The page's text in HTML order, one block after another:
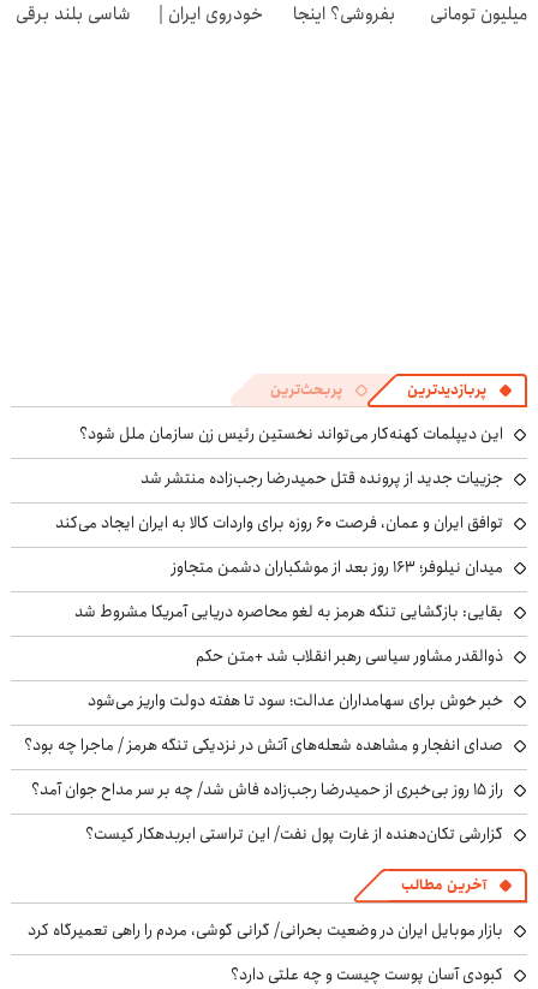
میلیون تومانی
بفروشی؟ اینجا
خودروی ایران |
شاسی بلند برقی
پربازدیدترین پربحث‌ترین
این دیپلمات کهنه‌کار می‌تواند نخستین رئیس زن سازمان ملل شود؟
جزییات جدید از پرونده قتل حمیدرضا رجب‌زاده منتشر شد
توافق ایران و عمان، فرصت ۶۰ روزه برای واردات کالا به ایران ایجاد می‌کند
میدان نیلوفر؛ ۱۶۳ روز بعد از موشکباران دشمن متجاوز
بقایی: بازگشایی تنگه هرمز به لغو محاصره دریایی آمریکا مشروط شد
ذوالقدر مشاور سیاسی رهبر انقلاب شد +متن حکم
خبر خوش برای سهامداران عدالت؛ سود تا هفته دولت واریز می‌شود
صدای انفجار و مشاهده شعله‌های آتش در نزدیکی تنگه هرمز / ماجرا چه بود؟
راز ۱۵ روز بی‌خبری از حمیدرضا رجب‌زاده فاش شد/ چه بر سر مداح جوان آمد؟
گزارشی تکان‌دهنده از غارت پول نفت/ این تراستی ابربدهکار کیست؟
آخرین مطالب
بازار موبایل ایران در وضعیت بحرانی/ گرانی گوشی، مردم را راهی تعمیرگاه کرد
کبودی آسان پوست چیست و چه علتی دارد؟